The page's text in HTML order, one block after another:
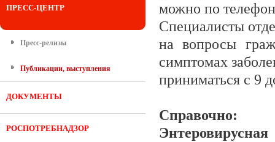
ПРЕСС-ЦЕНТР
Пресс-релизы
Публикации, выступления
ДОКУМЕНТЫ
РОСПОТРЕБНАДЗОР
можно по
Специалисты
на вопросы
симптомах
приниматься с 9
Справочно: